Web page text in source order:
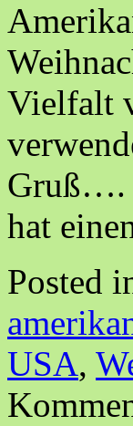
Vielfalt
Gruß….
hat
Posted
USA,